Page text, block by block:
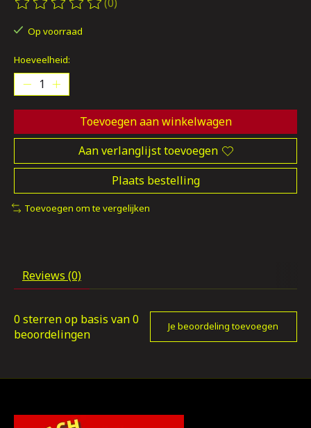
De beoordeling van dit product is
Op voorraad
Hoeveelheid:
Toevoegen aan winkelwagen
Aan verlanglijst toevoegen
Plaats bestelling
Toevoegen om te vergelijken
Reviews (0)
0 sterren op basis van0
beoordelingen
Je beoordeling toevoegen